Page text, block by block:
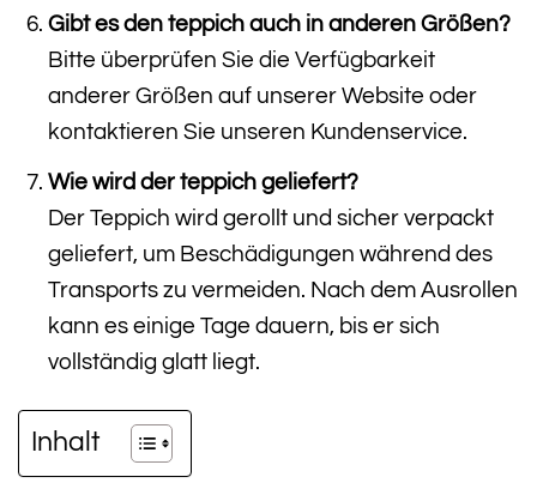
Gibt es den teppich auch in anderen Größen?
Bitte überprüfen Sie die Verfügbarkeit
anderer Größen auf unserer Website oder
kontaktieren Sie unseren Kundenservice.
Wie wird der teppich geliefert?
Der Teppich wird gerollt und sicher verpackt
geliefert, um Beschädigungen während des
Transports zu vermeiden. Nach dem Ausrollen
kann es einige Tage dauern, bis er sich
vollständig glatt liegt.
Inhalt